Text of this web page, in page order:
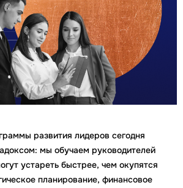
развития лидеров сегодня
мы обучаем руководителей
устареть быстрее, чем окупятся
планирование, финансовое